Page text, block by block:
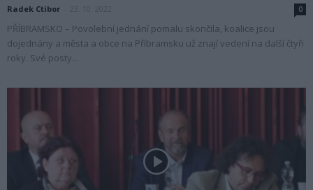
Radek Ctibor 0
PŘÍBRAMSKO – Povolební jednání pomalu skončila, koalice jsou
dojednány a města a obce na Příbramsku už znají vedení na další čtyři
roky. Své posty...